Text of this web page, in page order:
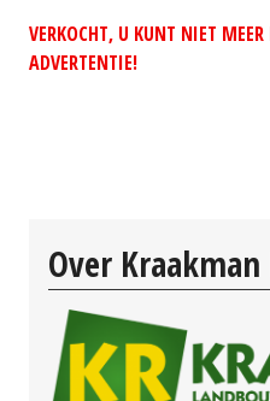
VERKOCHT, U KUNT NIET MEER
ADVERTENTIE!
Over Kraakman